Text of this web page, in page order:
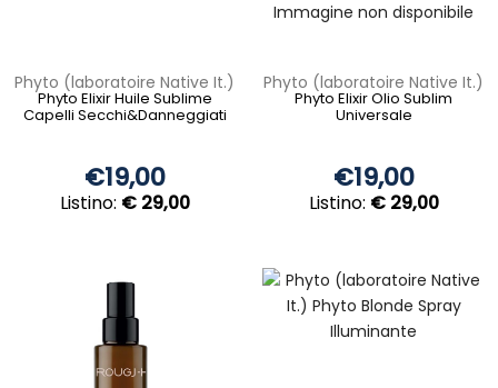
Phyto (laboratoire Native It.)
Phyto Elixir Huile Sublime
Capelli Secchi&Danneggiati
€19,00
Listino: € 29,00
Immagine non disponibile
Phyto (laboratoire Native It.)
Phyto Elixir Olio Sublim
Universale
€19,00
Listino: € 29,00